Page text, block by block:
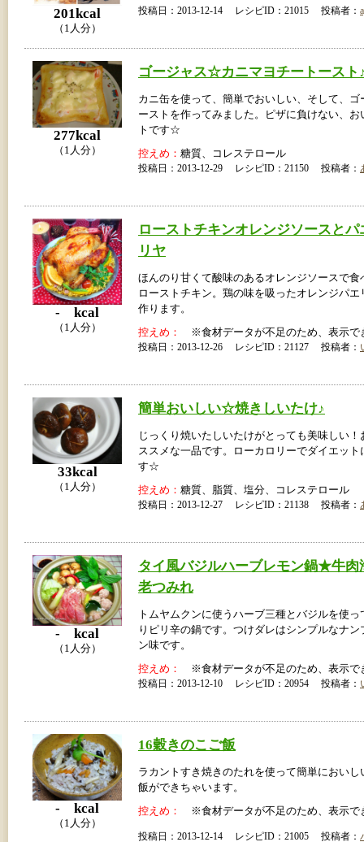
201kcal
（1人分）
投稿日：2013-12-14 レシピID：21015 投稿者：
277kcal
（1人分）
ゴージャス☆カニマヨチートースト
カニ缶を使って、簡単でおいしい、そして、ゴ
ーストを作ってみました。ピザに負けない、お
トです☆
控えめ： 糖質、コレステロール
投稿日：2013-12-29 レシピID：21150 投稿者：
- kcal
（1人分）
ローストチキンオレンジソースとパ
リヤ
ほんのり甘くて酸味のあるオレンジソースで食
ローストチキン。鶏の味を吸ったオレンジパエ
作ります。
控えめ： ※食材データが不足のため、表示で
投稿日：2013-12-26 レシピID：21127 投稿者：
33kcal
（1人分）
簡単おいしい☆焼きしいたけ♪
じっくり焼いたしいたけがとっても美味しい！
ススメな一品です。ローカロリーでダイエット
す☆
控えめ： 糖質、脂質、塩分、コレステロール
投稿日：2013-12-27 レシピID：21138 投稿者：
- kcal
（1人分）
タイ風バジルハーブレモン鍋★牛肉
老つみれ
トムヤムクンに使うハーブ三種とバジルを使っ
りピリ辛の鍋です。つけダレはシンプルなナン
ン味です。
控えめ： ※食材データが不足のため、表示で
投稿日：2013-12-10 レシピID：20954 投稿者：
- kcal
（1人分）
16穀きのこご飯
ラカントすき焼きのたれを使って簡単においし
飯ができちゃいます。
控えめ： ※食材データが不足のため、表示で
投稿日：2013-12-14 レシピID：21005 投稿者：